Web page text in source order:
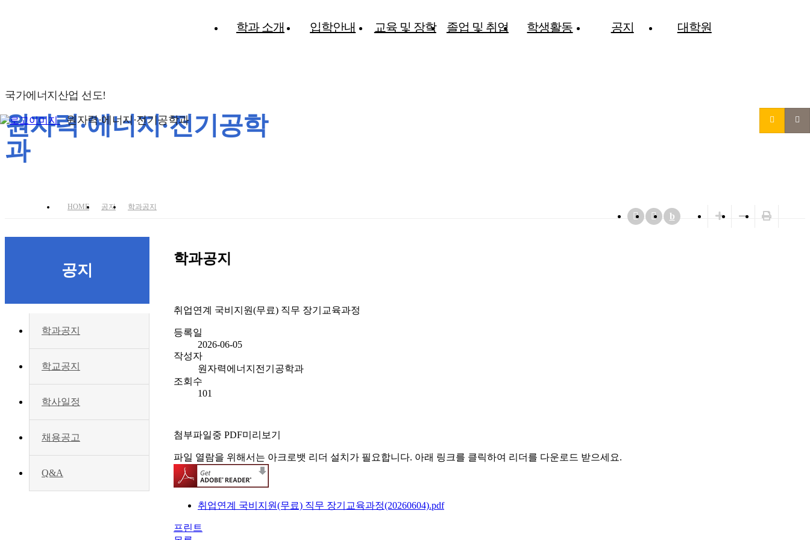
원자력·에너지·전기공학과
학과 소개 입학안내 교육 및 장학 졸업 및 취업 학생활동 공지 대학원
국가에너지산업 선도!
원자력·에너지·전기공학
과
HOME 공지 학과공지
b
공지
학과공지
학교공지
학사일정
채용공고
Q&A
학과공지
취업연계 국비지원(무료) 직무 장기교육과정
등록일
2026-06-05
작성자
원자력에너지전기공학과
조회수
101
첨부파일중 PDF미리보기
파일 열람을 위해서는 아크로뱃 리더 설치가 필요합니다. 아래 링크를 클릭하여 리더를 다운로드 받으세요.
취업연계 국비지원(무료) 직무 장기교육과정(20260604).pdf
프린트